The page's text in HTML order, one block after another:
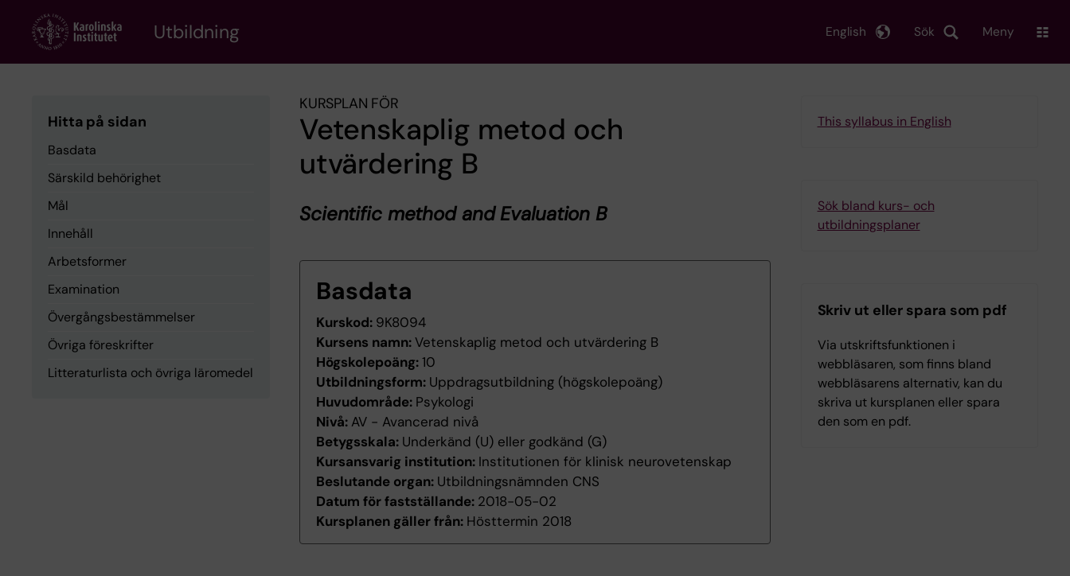
content
Utbildning Sök
English Meny
Hitta på sidan
Basdata
Särskild behörighet
Mål
Innehåll
Arbetsformer
Examination
Övergångsbestämmelser
Övriga föreskrifter
Litteraturlista och övriga läromedel
KURSPLAN FÖR
Vetenskaplig metod och
utvärdering B
Scientific method and Evaluation B
Basdata
Kurskod: 9K8094
Kursens namn:Vetenskaplig metod och utvärdering B
Högskolepoäng:10
Utbildningsform: Uppdragsutbildning (högskolepoäng)
Huvudområde: Psykologi
Nivå: AV - Avancerad nivå
Betygsskala: Underkänd (U) eller godkänd (G)
Kursansvarig institution: Institutionen för klinisk neurovetenskap
Beslutande organ: Utbildningsnämnden CNS
Datum för fastställande: 2018-05-02
Kursplanen gäller från: Hösttermin 2018
This syllabus in English
Sök bland kurs- och
utbildningsplaner
Skriv ut eller spara som pdf
Via utskriftsfunktionen i
webbläsaren, som finns bland
webbläsarens alternativ, kan du
skriva ut kursplanen eller spara
den som en pdf.